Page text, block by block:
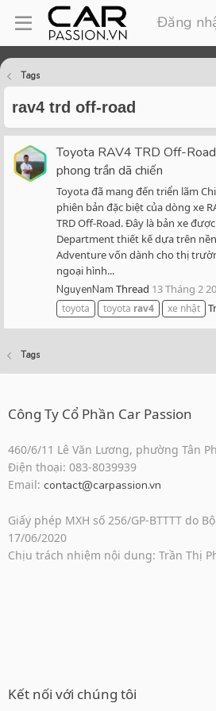
Đăng
Tags
rav4 trd off-road
Toyota RAV4 TRD Off-
phong trần dã chiến
Toyota đã mang đến triển lãm
phiên bản đặc biệt của dòng xe
TRD Off-Road. Đây là bản xe
Department thiết kế dựa trên
Adventure vốn dành cho thị
ngoại hình...
NguyenNam Thread 13 Tháng 2
toyota
toyota rav4 xe nhật
Tags
Công Ty Cổ Phần Car Passion
460/6/11 Lê Văn Lương, phường Tân
Điện thoại: 083-8039939
Email: contact@carpassion.vn
Giấy phép MXH số 256/GP-BTTTT do
17/06/2020
Chịu trách nhiệm nội dung: Trần Thị
Kết nối với chúng tôi